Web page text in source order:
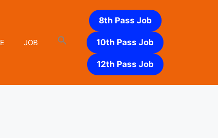
JOB
8th Pass Job
10th Pass Job
12th Pass Job